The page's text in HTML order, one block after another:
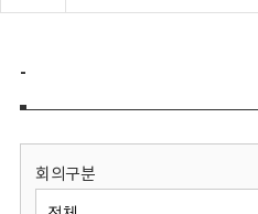
정
보
-
회의구분